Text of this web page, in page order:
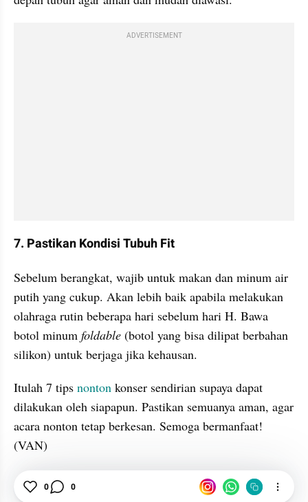
ADVERTISEMENT
7. Pastikan Kondisi Tubuh Fit
Sebelum berangkat, wajib untuk makan dan minum air
putih yang cukup. Akan lebih baik apabila melakukan
olahraga rutin beberapa hari sebelum hari H. Bawa
botol minum foldable (botol yang bisa dilipat berbahan
silikon) untuk berjaga jika kehausan.
Itulah 7 tips nonton konser sendirian supaya dapat
dilakukan oleh siapapun. Pastikan semuanya aman, agar
acara nonton tetap berkesan. Semoga bermanfaat!
(VAN)
Konser
0 0